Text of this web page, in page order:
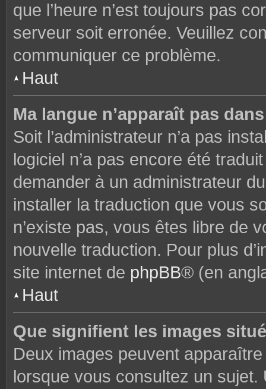
que l’heure n’est toujours pas
serveur soit erronée. Veuillez
communiquer ce problème.
Haut
Ma langue n’apparaît pas
Soit l’administrateur n’a pas
logiciel n’a pas encore été
demander à un administrateur
installer la traduction que vous
n’existe pas, vous êtes libre de
nouvelle traduction. Pour plus
site internet de phpBB® (en
Haut
Que signifient les images
Deux images peuvent
lorsque vous consultez un sujet.